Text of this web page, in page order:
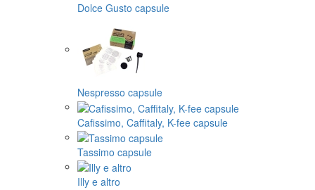
Dolce Gusto capsule
Nespresso capsule
Cafissimo, Caffitaly, K-fee capsule
Tassimo capsule
Illy e altro